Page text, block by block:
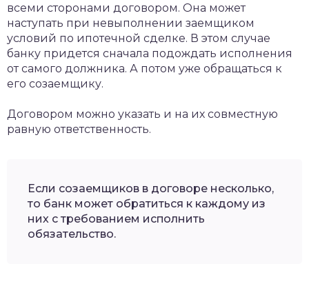
всеми сторонами договором. Она может
наступать при невыполнении заемщиком
условий по ипотечной сделке. В этом случае
банку придется сначала подождать исполнения
от самого должника. А потом уже обращаться к
его созаемщику.
Договором можно указать и на их совместную
равную ответственность.
Если созаемщиков в договоре несколько,
то банк может обратиться к каждому из
них с требованием исполнить
обязательство.